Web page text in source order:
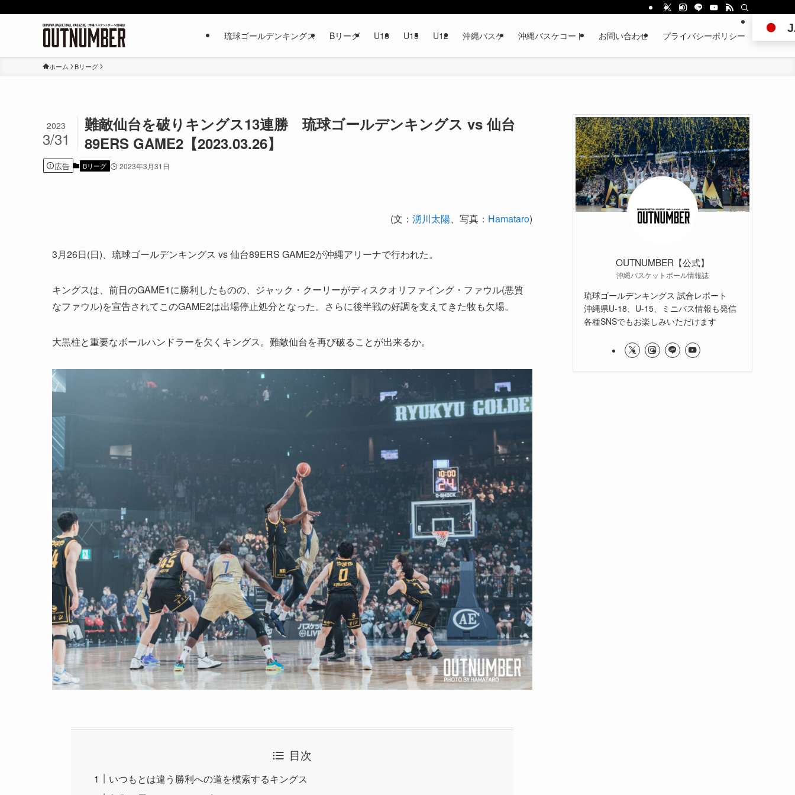
琉球ゴールデンキングス Bリーグ U18 U15 U12 沖縄バスケ 沖縄バスケコート お問い合わせ プライバシーポリシー
ホーム Bリーグ
難敵仙台を破りキングス13連勝 琉球ゴールデンキングス vs 仙台
89ERS GAME2【2023.03.26】
2023
3/31
広告 Bリーグ 2023年3月31日
(文： 湧川太陽、写真： Hamataro)
3月26日(日)、琉球ゴールデンキングス vs 仙台89ERS GAME2が沖縄アリーナで行われた。
キングスは、前日のGAME1に勝利したものの、ジャック・クーリーがディスクオリファイング・ファウル(悪質
なファウル)を宣告されてこのGAME2は出場停止処分となった。さらに後半戦の好調を支えてきた牧も欠場。
大黒柱と重要なボールハンドラーを欠くキングス。難敵仙台を再び破ることが出来るか。
目次
いつもとは違う勝利への道を模索するキングス
OUTNUMBER【公式】
沖縄バスケットボール情報誌
琉球ゴールデンキングス 試合レポート
沖縄県U-18、U-15、ミニバス情報も発信
各種SNSでもお楽しみいただけます